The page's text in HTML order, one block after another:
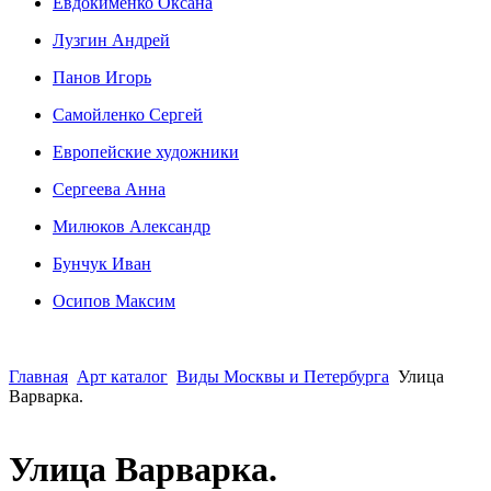
Лузгин Андрей
Панов Игорь
Сaмoйленко Сергей
Европейские художники
Сергеева Анна
Милюков Александр
Бунчук Иван
Осипoв Максим
Главная Арт каталог Виды Москвы и Петербурга Улица
Варварка.
Улица Варварка.